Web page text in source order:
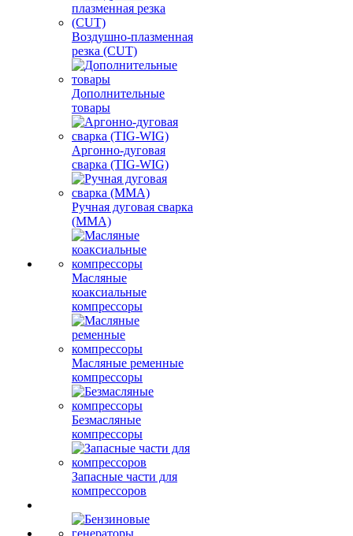
Воздушно-плазменная
резка (CUT)
Дополнительные
товары
Аргонно-дуговая
сварка (TIG-WIG)
Ручная дуговая сварка
(MMA)
Масляные
коаксиальные
компрессоры
Масляные ременные
компрессоры
Безмасляные
компрессоры
Запасные части для
компрессоров